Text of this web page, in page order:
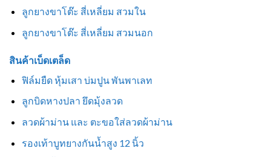
ลูกยางขาโต๊ะ สี่เหลี่ยม สวมใน
ลูกยางขาโต๊ะ สี่เหลี่ยม สวมนอก
สินค้าเบ็ดเตล็ด
ฟิล์มยืด หุ้มเสา บ่มปูน พันพาเลท
ลูกบิดหางปลา ยึดมุ้งลวด
ลวดผ้าม่าน และ ตะขอใส่ลวดผ้าม่าน
รองเท้าบูทยางกันน้ำสูง 12 นิ้ว